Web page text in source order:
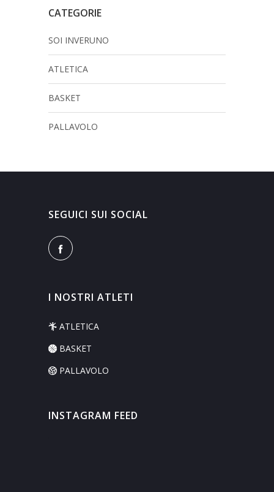
CATEGORIE
SOI INVERUNO
ATLETICA
BASKET
PALLAVOLO
SEGUICI SUI SOCIAL
I NOSTRI ATLETI
ATLETICA
BASKET
PALLAVOLO
INSTAGRAM FEED